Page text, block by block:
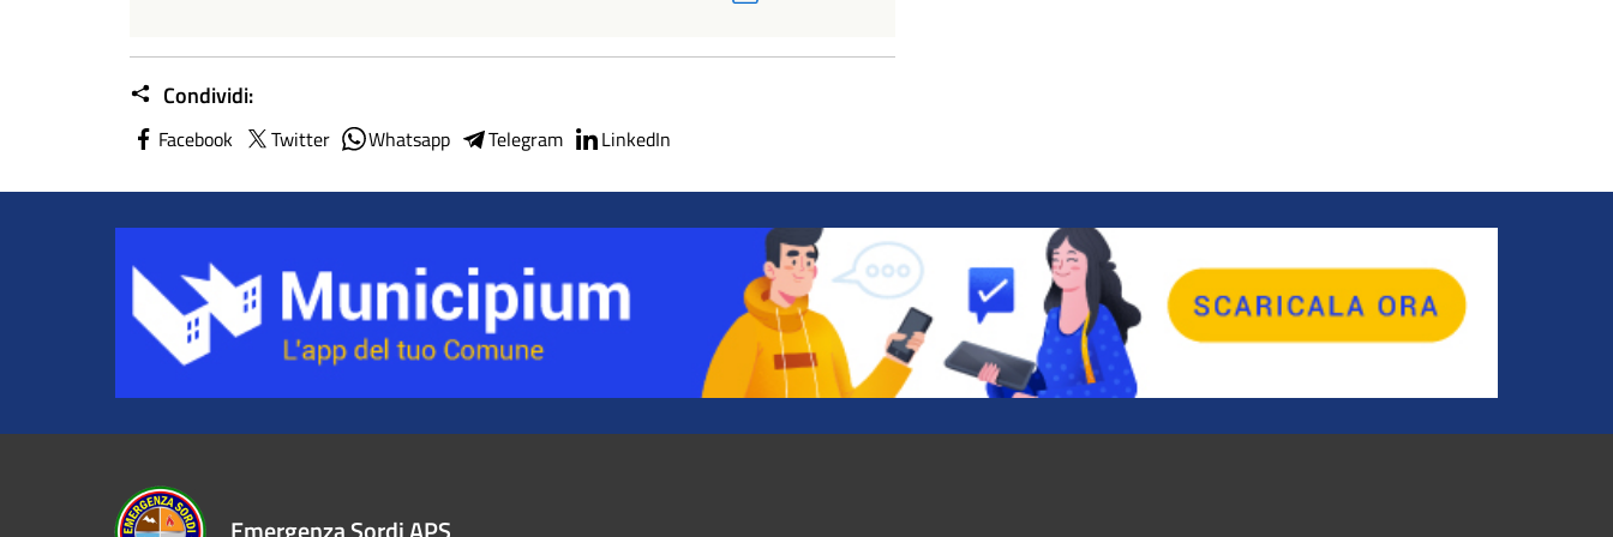
Condividi:
Facebook Twitter Whatsapp Telegram LinkedIn